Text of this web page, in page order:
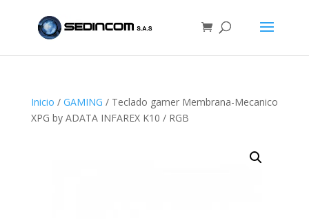
Inicio / GAMING / Teclado gamer Membrana-Mecanico
XPG by ADATA INFAREX K10 / RGB